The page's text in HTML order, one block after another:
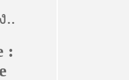
..
: